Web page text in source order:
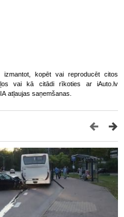
izmantot, kopēt vai reproducēt citos
vai kā citādi rīkoties ar iAuto.lv
atļaujas saņemšanas.